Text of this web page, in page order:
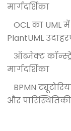
मार्गदर्शिका
OCL का UML
PlantUML
ऑब्जेक्ट
मार्गदर्शिका
BPMN
और पारिस्थितिकी